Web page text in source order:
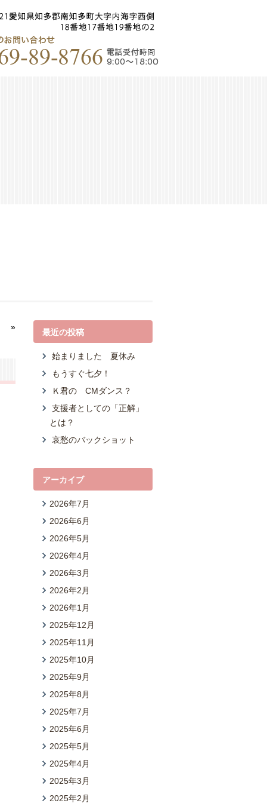
» 最近の投稿
始まりました 夏休み
もうすぐ七夕！
Ｋ君の CMダンス？
支援者としての「正解」
とは？
哀愁のバックショット
アーカイブ
2026年7月
2026年6月
2026年5月
2026年4月
2026年3月
2026年2月
2026年1月
2025年12月
2025年11月
2025年10月
2025年9月
2025年8月
2025年7月
2025年6月
2025年5月
2025年4月
2025年3月
2025年2月